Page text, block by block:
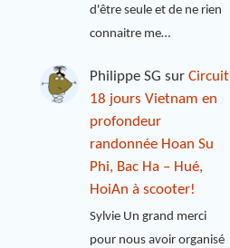
d'être seule et de ne rien
connaitre me…
Philippe SG surCircuit
18 jours Vietnam en
profondeur
randonnée Hoan Su
Phi, Bac Ha – Hué,
HoiAn à scooter!
Sylvie Un grand merci
pour nous avoir organisé